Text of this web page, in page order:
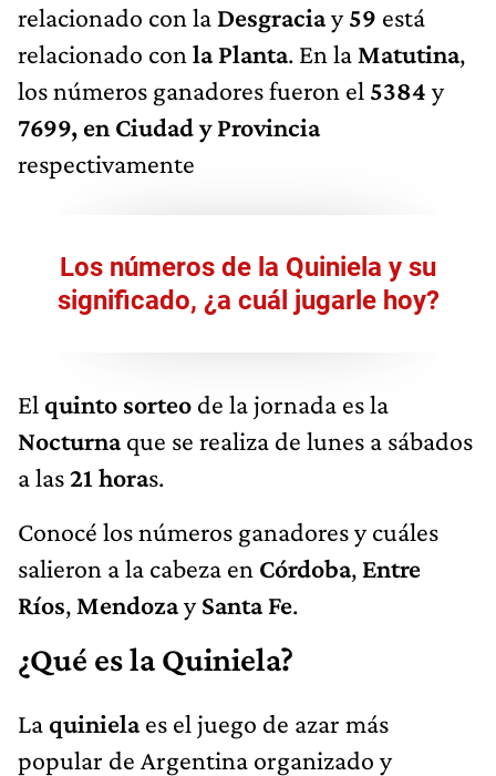
relacionado con la Desgraciay59 está
relacionado con la Planta. En la Matutina,
los números ganadores fueron el 5384 y
7699, en Ciudad y Provincia
respectivamente
Los números de la Quiniela y su
significado, ¿a cuál jugarle hoy?
El quinto sorteo de la jornada es la
Nocturnaque se realiza de lunes a sábados
a las21 horas.
Conocé los números ganadores y cuáles
salieron a la cabeza en Córdoba, Entre
Ríos, MendozaySanta Fe.
¿Qué es la Quiniela?
La quinielaes el juego de azar más
popular de Argentina organizado y